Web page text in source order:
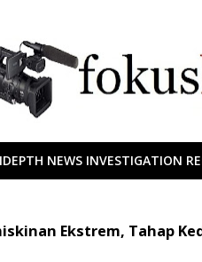
NEWS INVESTIGATION
Ekstrem, Tahap